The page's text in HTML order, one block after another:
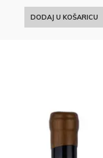
DODAJ U KOŠARICU